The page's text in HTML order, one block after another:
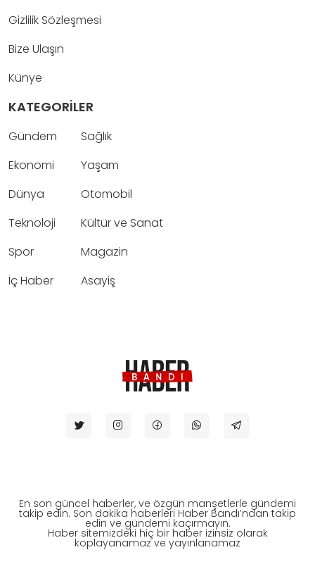
Gizlilik Sözleşmesi
Bize Ulaşın
Künye
KATEGORİLER
Gündem
Ekonomi
Dünya
Teknoloji
Spor
İç Haber
Sağlık
Yaşam
Otomobil
Kültür ve Sanat
Magazin
Asayiş
En son güncel haberler, ve özgün manşetlerle gündemi
takip edin. Son dakika haberleri Haber Bandı’ndan takip
edin ve gündemi kaçırmayın.
Haber sitemizdeki hiç bir haber izinsiz olarak
koplayanamaz ve yayınlanamaz